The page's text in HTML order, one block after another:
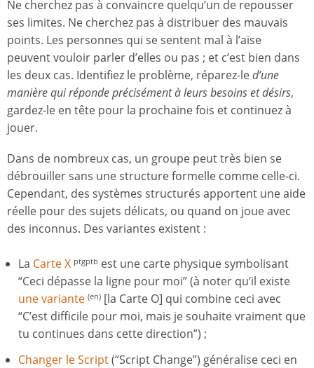
Ne cherchez pas à convaincre quelqu’un de repousser
ses limites. Ne cherchez pas à distribuer des mauvais
points. Les personnes qui se sentent mal à l’aise
peuvent vouloir parler d’elles ou pas ; et c’est bien dans
les deux cas. Identifiez le problème, réparez-led’une
manière qui réponde précisément à leurs besoins et désirs,
gardez-le en tête pour la prochaine fois et continuez à
jouer.
Dans de nombreux cas, un groupe peut très bien se
débrouiller sans une structure formelle comme celle-ci.
Cependant, des systèmes structurés apportent une aide
réelle pour des sujets délicats, ou quand on joue avec
des inconnus. Des variantes existent :
La Carte X ptgptb est une carte physique symbolisant
“Ceci dépasse la ligne pour moi” (à noter qu’il existe
une variante (en) [la Carte O] qui combine ceci avec
“C’est difficile pour moi, mais je souhaite vraiment que
tu continues dans cette direction”) ;
Changer le Script(“Script Change”) généralise ceci en